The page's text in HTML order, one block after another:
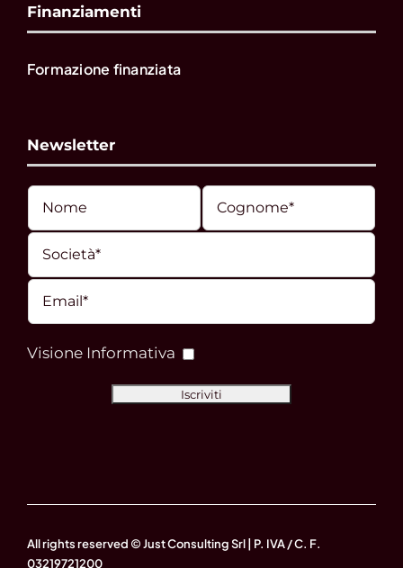
Finanziamenti
Formazione finanziata
Newsletter
Visione Informativa
All rights reserved © Just Consulting Srl | P. IVA / C. F.
03219721200